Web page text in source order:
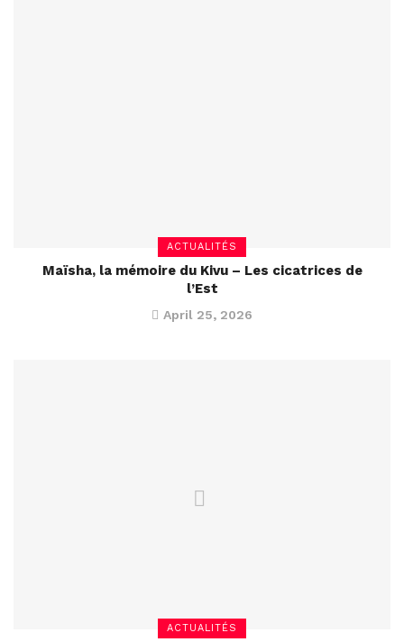
ACTUALITÉS
Maïsha, la mémoire du Kivu – Les cicatrices de
l’Est
April 25, 2026
ACTUALITÉS